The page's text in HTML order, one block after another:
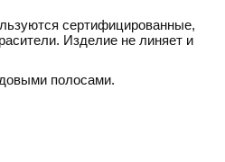
сертифицированные,
Изделие не линяет и
полосами.